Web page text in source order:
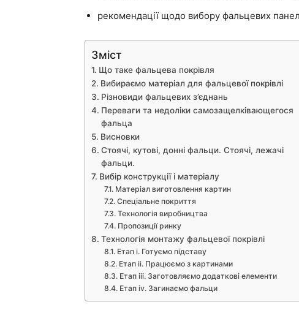
рекомендації щодо вибору фальцевих
Зміст
Що таке фальцева покрівля
Вибираємо матеріал для фальцевої покрівлі
Різновиди фальцевих з’єднань
Переваги та недоліки самозащелківающегося
фальца
Висновки
Стоячі, кутові, донні фальци. Стоячі, лежачі
фальци.
Вибір конструкції і матеріалу
Матеріал виготовлення картин
Спеціальне покриття
Технологія виробництва
Пропозиції ринку
Технологія монтажу фальцевої покрівлі
Етап i. Готуємо підставу
Етап ii. Працюємо з картинами
Етап iii. Заготовляємо додаткові елементи
Етап iv. Загинаємо фальци